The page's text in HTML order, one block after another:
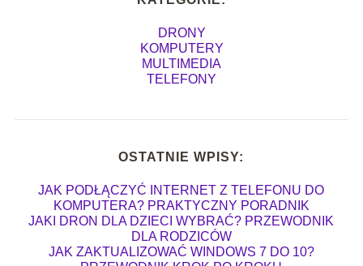
DRONY
KOMPUTERY
MULTIMEDIA
TELEFONY
OSTATNIE WPISY:
JAK PODŁĄCZYĆ INTERNET Z TELEFONU DO
KOMPUTERA? PRAKTYCZNY PORADNIK
JAKI DRON DLA DZIECI WYBRAĆ? PRZEWODNIK
DLA RODZICÓW
JAK ZAKTUALIZOWAĆ WINDOWS 7 DO 10?